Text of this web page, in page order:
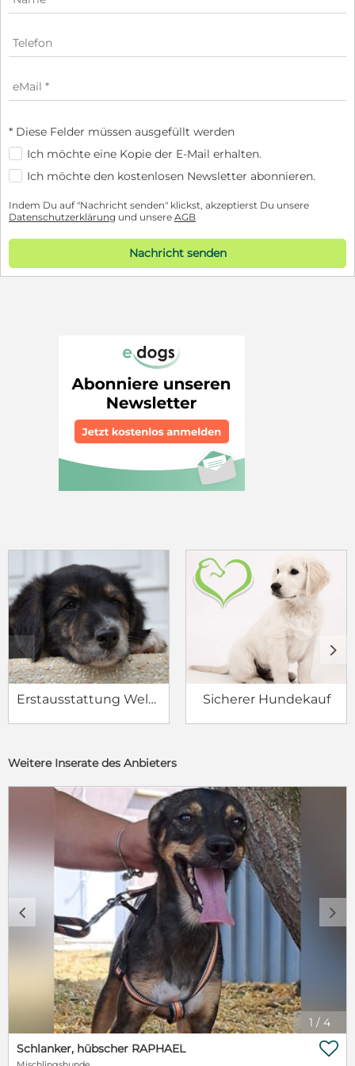
* Diese Felder müssen ausgefüllt werden
Ich möchte eine Kopie der E-Mail erhalten.
Ich möchte den kostenlosen Newsletter abonnieren.
Indem Du auf "Nachricht senden" klickst, akzeptierst Du unsere
Datenschutzerklärung und unsere AGB
Nachricht senden
Erstausstattung Welpe Sicherer Hundekauf
c d
Weitere Inserate des Anbieters
1 / 4
c d
Schlanker, hübscher RAPHAEL 